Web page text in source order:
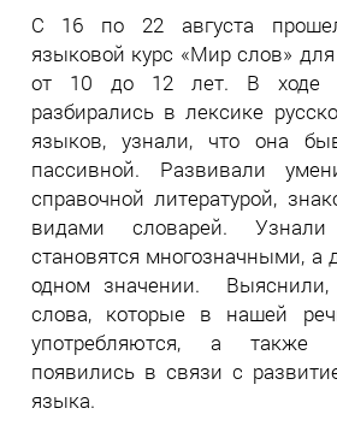
С 16 по 22 августа
языковой курс «Мир слов»
от 10 до 12 лет. В ходе
разбирались в лексике
языков, узнали, что она
пассивной. Развивали
справочной литературой,
видами словарей.
становятся многозначными, а
одном значении. Выяснили,
слова, которые в нашей
употребляются, а также
появились в связи с
языка.